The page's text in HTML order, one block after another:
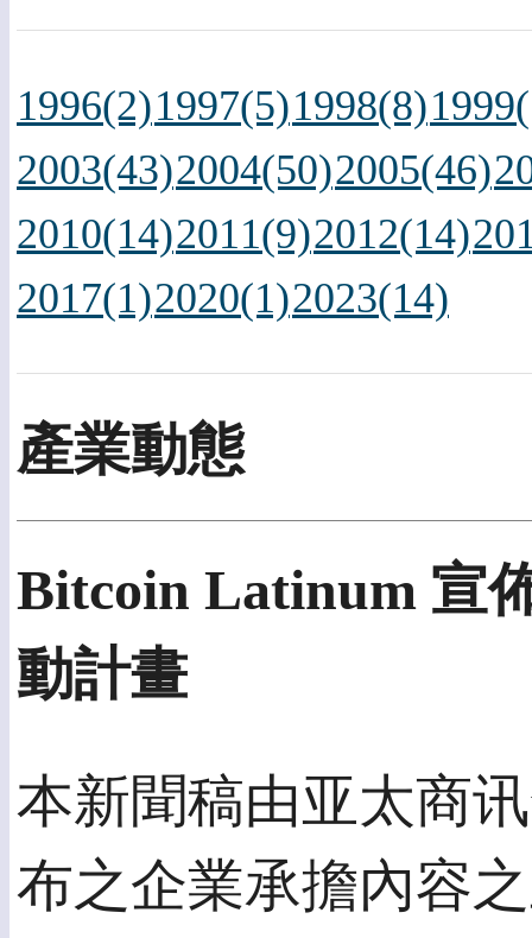
1996(2)1997(5)1998(8)
2003(43)2004(50)2005(46)
2010(14)2011(9)2012(14)
2017(1)2020(1)2023(14)
產業動態
Bitcoin Latinum 宣
動計畫
本新聞稿由亚太商
布之企業承擔內容